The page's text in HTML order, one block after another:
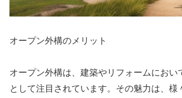
オープン外構のメリット
オープン外構は、建築やリフォームにおい
として注目されています。その魅力は、様